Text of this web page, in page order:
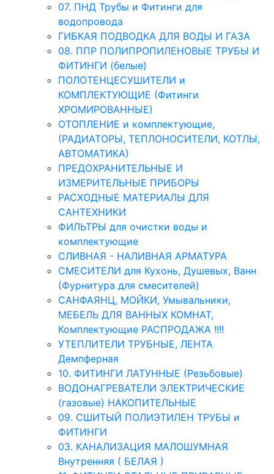
07. ПНД Трубы и Фитинги для
водопровода
ГИБКАЯ ПОДВОДКА ДЛЯ ВОДЫ И ГАЗА
08. ППР ПОЛИПРОПИЛЕНОВЫЕ ТРУБЫ И
ФИТИНГИ (белые)
ПОЛОТЕНЦЕСУШИТЕЛИ и
КОМПЛЕКТУЮЩИЕ (Фитинги
ХРОМИРОВАННЫЕ)
ОТОПЛЕНИЕ и комплектующие,
(РАДИАТОРЫ, ТЕПЛОНОСИТЕЛИ, КОТЛЫ,
АВТОМАТИКА)
ПРЕДОХРАНИТЕЛЬНЫЕ И
ИЗМЕРИТЕЛЬНЫЕ ПРИБОРЫ
РАСХОДНЫЕ МАТЕРИАЛЫ ДЛЯ
САНТЕХНИКИ
ФИЛЬТРЫ для очистки воды и
комплектующие
СЛИВНАЯ - НАЛИВНАЯ АРМАТУРА
СМЕСИТЕЛИ для Кухонь, Душевых, Ванн
(Фурнитура для смесителей)
САНФАЯНЦ, МОЙКИ, Умывальники,
МЕБЕЛЬ ДЛЯ ВАННЫХ КОМНАТ,
Комплектующие РАСПРОДАЖА !!!!
УТЕПЛИТЕЛИ ТРУБНЫЕ, ЛЕНТА
Демпферная
10. ФИТИНГИ ЛАТУННЫЕ (Резьбовые)
ВОДОНАГРЕВАТЕЛИ ЭЛЕКТРИЧЕСКИЕ
(газовые) НАКОПИТЕЛЬНЫЕ
09. СШИТЫЙ ПОЛИЭТИЛЕН ТРУБЫ и
ФИТИНГИ
03. КАНАЛИЗАЦИЯ МАЛОШУМНАЯ
Внутренняя ( БЕЛАЯ )